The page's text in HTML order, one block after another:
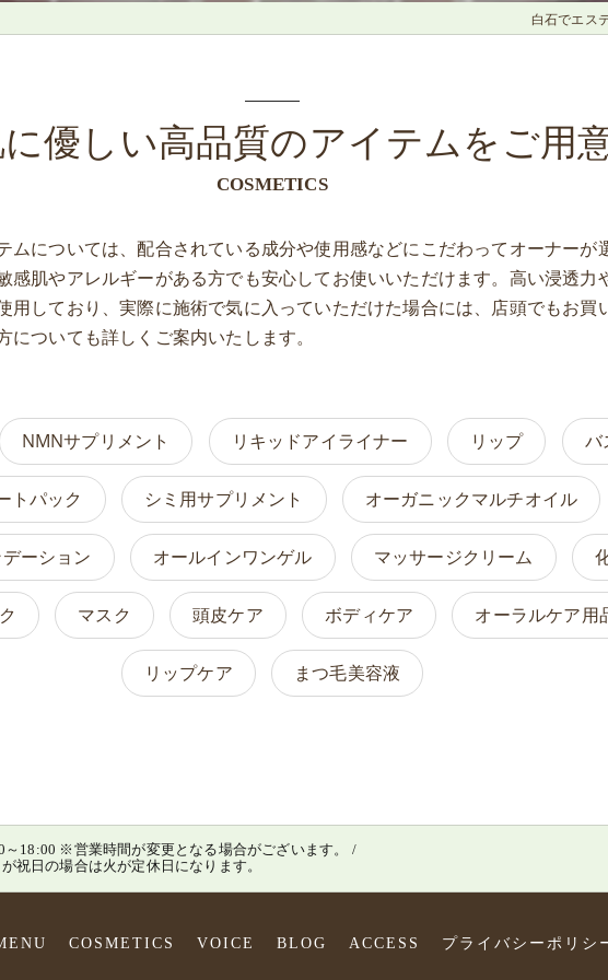
白石でエス
優しい高品質のアイテムをご用
COSMETICS
ムについては、配合されている成分や使用感などにこだわってオーナーが
感肌やアレルギーがある方でも安心してお使いいただけます。高い浸透力
用しており、実際に施術で気に入っていただけた場合には、店頭でもお買
ついても詳しくご案内いたします。
NMNサプリメント リキッドアイライナー リップ バ
トパック シミ用サプリメント オーガニックマルチオイル
ーション オールインワンゲル マッサージクリーム
マスク 頭皮ケア ボディケア オーラルケア用
リップケア まつ毛美容液
～18:00 ※営業時間が変更となる場合がございます。 /
祝日の場合は火が定休日になります。
COSMETICS VOICE BLOG ACCESS プライバシーポリシ